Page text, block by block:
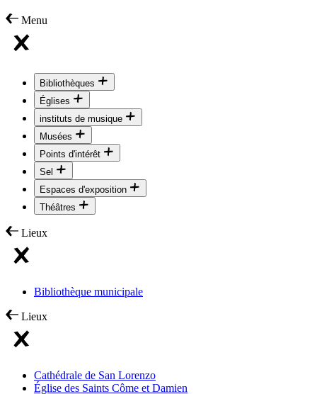
Menu
Bibliothèques
Églises
instituts de musique
Musées
Points d'intérêt
Sel
Espaces d'exposition
Théâtres
Lieux
Bibliothèque municipale
Lieux
Cathédrale de San Lorenzo
Église des Saints Côme et Damien